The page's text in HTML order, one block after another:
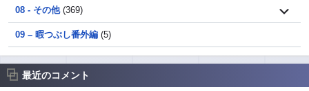
08 - その他(369)
09 – 暇つぶし番外編 (5)
最近のコメント